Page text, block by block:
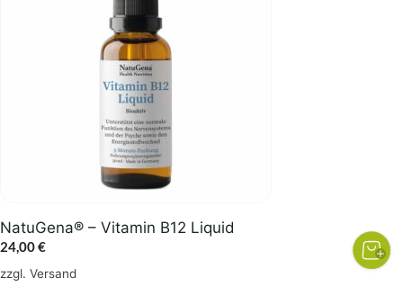
NatuGena® – Vitamin B12 Liquid
24,00€
zzgl. Versand